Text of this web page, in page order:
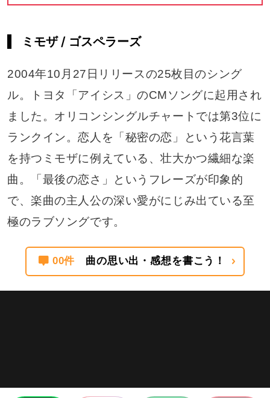
ミモザ / ゴスペラーズ
2004年10月27日リリースの25枚目のシング
ル。トヨタ「アイシス」のCMソングに起用され
ました。オリコンシングルチャートでは第3位に
ランクイン。恋人を「秘密の恋」という花言葉
を持つミモザに例えている、壮大かつ繊細な楽
曲。「最後の恋さ」というフレーズが印象的
で、楽曲の主人公の深い愛がにじみ出ている至
極のラブソングです。
00件 曲の思い出・感想を書こう！